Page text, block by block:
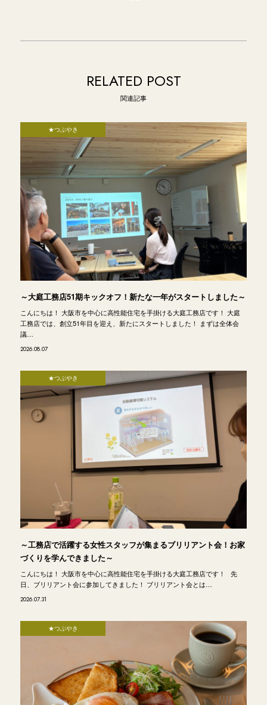
RELATED POST
関連記事
★つぶやき
～大庭工務店51期キックオフ！新たな一年がスタートしました～
こんにちは！ 大阪市を中心に高性能住宅を手掛ける大庭工務店です！ 大庭
工務店では、創立51年目を迎え、新たにスタートしました！ まずは全体会
議…
2026.08.07
★つぶやき
～工務店で活躍する女性スタッフが集まるブリリアント会！お家
づくりを学んできました～
こんにちは！ 大阪市を中心に高性能住宅を手掛ける大庭工務店です！ 先
日、ブリリアント会に参加してきました！ ブリリアント会とは…
2026.07.31
★つぶやき